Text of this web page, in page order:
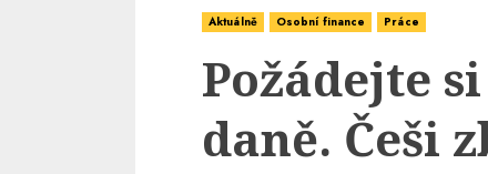
Aktuálně Osobní finance Práce
Požádejte
daně. Češi